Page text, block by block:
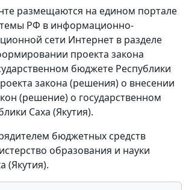
размещаются на едином портале
РФ в информационно-
сети Интернет в разделе
проекта закона
бюджете Республики
закона (решения) о внесении
(решение) о государственном
Саха (Якутия).
бюджетных средств
образования и науки
(Якутия).